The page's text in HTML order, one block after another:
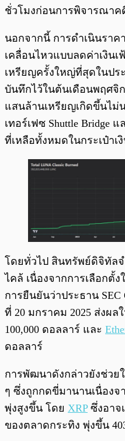
ชั่วโมงก่อนการพิจารณาค
นอกจากนี้ การดำเนินราค
เคลื่อนไหวแบบลดค่าเงินเ
เหรียญครั้งใหญ่ที่สุดในปร
บันทึกไว้ในต้นเดือนพฤศจิ
แสนล้านเหรียญเกิดขึ้นไม่
เทอร์เฟซ Shuttle Bridge
ที่เหลือทั้งหมดในกระเป๋าเ
โดยทั่วไป สินทรัพย์ดิจิทัลจ
ไคล้ เนื่องจากการเลือกตั้
การยืนยันว่าประธาน SEC
ที่ 20 มกราคม 2025 ส่งผล
100,000 ดอลลาร์ และ
ดอลลาร์
การพัฒนาดังกล่าวยังช่วย
ๆ ซึ่งถูกกดขี่มานานเนื่อง
พุ่งสูงขึ้น โดย XRPซึ่งอาจ
ของตลาดกระทิง พุ่งขึ้น